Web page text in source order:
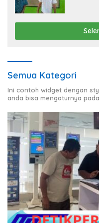
Semua Kategori
Ini contoh widget dengan
anda bisa mengaturnya